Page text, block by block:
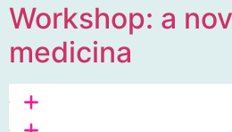
Workshop: a
medicina